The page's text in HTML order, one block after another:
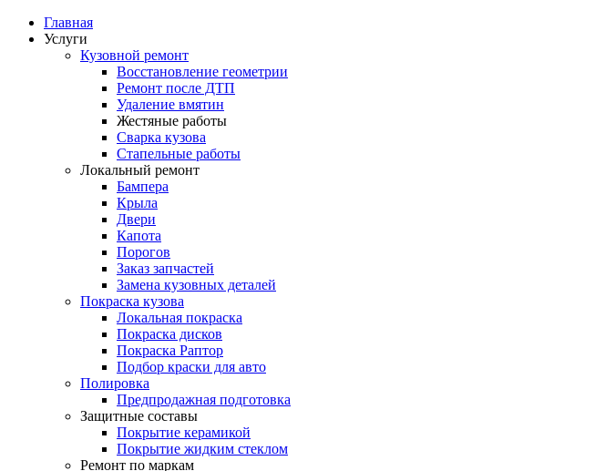
Главная
Услуги
Кузовной ремонт
Восстановление геометрии
Ремонт после ДТП
Удаление вмятин
Жестяные работы
Сварка кузова
Стапельные работы
Локальный ремонт
Бампера
Крыла
Двери
Капота
Порогов
Заказ запчастей
Замена кузовных деталей
Покраска кузова
Локальная покраска
Покраска дисков
Покраска Раптор
Подбор краски для авто
Полировка
Предпродажная подготовка
Защитные составы
Покрытие керамикой
Покрытие жидким стеклом
Ремонт по маркам